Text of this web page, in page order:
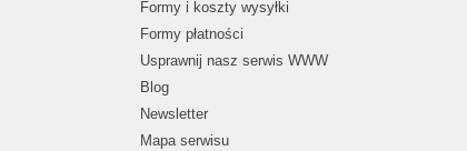
Formy i koszty wysyłki
Formy płatności
Usprawnij nasz serwis WWW
Blog
Newsletter
Mapa serwisu